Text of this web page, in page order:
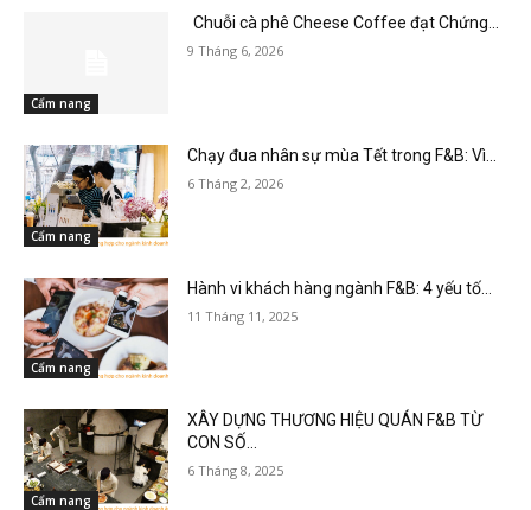
Cẩm nang
Chuỗi cà phê Cheese Coffee đạt Chứng...
9 Tháng 6, 2026
Cẩm nang
Chạy đua nhân sự mùa Tết trong F&B: Vì...
6 Tháng 2, 2026
Cẩm nang
Hành vi khách hàng ngành F&B: 4 yếu tố...
11 Tháng 11, 2025
Cẩm nang
XÂY DỰNG THƯƠNG HIỆU QUÁN F&B TỪ
CON SỐ...
6 Tháng 8, 2025